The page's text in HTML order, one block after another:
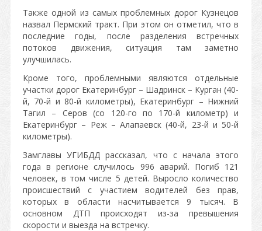
Также одной из самых проблемных дорог Кузнецов
назвал Пермский тракт. При этом он отметил, что в
последние годы, после разделения встречных
потоков движения, ситуация там заметно
улучшилась.
Кроме того, проблемными являются отдельные
участки дорог Екатеринбург – Шадринск – Курган (40-
й, 70-й и 80-й километры), Екатеринбург – Нижний
Тагил – Серов (со 120-го по 170-й километр) и
Екатеринбург – Реж – Алапаевск (40-й, 23-й и 50-й
километры).
Замглавы УГИБДД рассказал, что с начала этого
года в регионе случилось 996 аварий. Погиб 121
человек, в том числе 5 детей. Выросло количество
происшествий с участием водителей без прав,
которых в области насчитывается 9 тысяч. В
основном ДТП происходят из-за превышения
скорости и выезда на встречку.